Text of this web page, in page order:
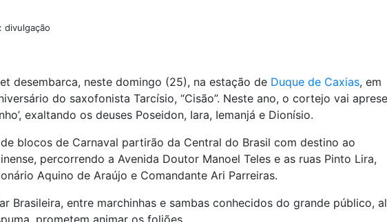
divulgação
desembarca, neste domingo (25), na estação de Duque de Caxias, em
do saxofonista Tarcísio, “Cisão”. Neste ano, o cortejo vai
exaltando os deuses Poseidon, Iara, Iemanjá e Dionísio.
blocos de Carnaval partirão da Central do Brasil com destino ao
percorrendo a Avenida Doutor Manoel Teles e as ruas Pinto Lira,
Aquino de Araújo e Comandante Ari Parreiras.
Brasileira, entre marchinhas e sambas conhecidos do grande público,
prometem animar os foliões.